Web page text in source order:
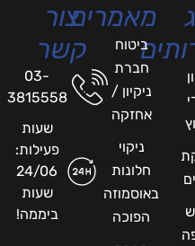
מאמרים
ביטוח
חברת
ניקיון /
אחזקה
ניקוי
חלונות
באוסמוזה
הפוכה
צור
קשר
03-
3815558
שעות
פעילות:
24/06
שעות
ביממה!